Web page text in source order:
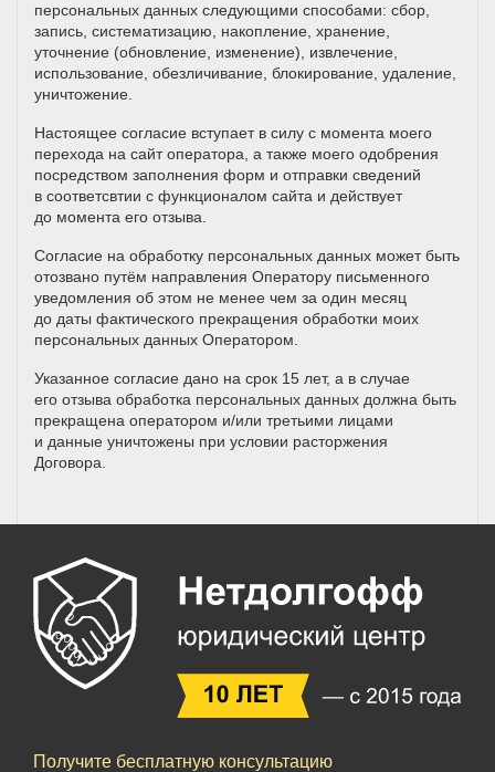
персональных данных следующими способами: сбор,
запись, систематизацию, накопление, хранение,
уточнение (обновление, изменение), извлечение,
использование, обезличивание, блокирование, удаление,
уничтожение.
Настоящее согласие вступает в силу с момента моего
перехода на сайт оператора, а также моего одобрения
посредством заполнения форм и отправки сведений
в соответсвтии с функционалом сайта и действует
до момента его отзыва.
Согласие на обработку персональных данных может быть
отозвано путём направления Оператору письменного
уведомления об этом не менее чем за один месяц
до даты фактического прекращения обработки моих
персональных данных Оператором.
Указанное согласие дано на срок 15 лет, а в случае
его отзыва обработка персональных данных должна быть
прекращена оператором и/или третьими лицами
и данные уничтожены при условии расторжения
Договора.
Получите бесплатную консультацию